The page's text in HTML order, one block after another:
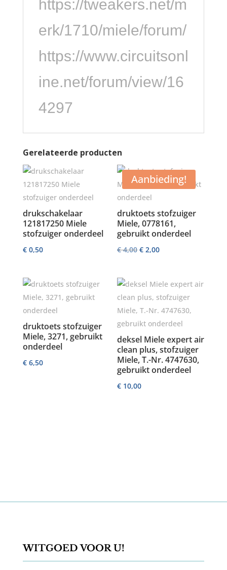
https://tweakers.net/m
erk/1710/miele/forum/
https://www.circuitsonl
ine.net/forum/view/16
4297
Gerelateerde producten
drukschakelaar
121817250 Miele
stofzuiger onderdeel
€0,50
Aanbieding!
druktoets stofzuiger
Miele, 0778161,
gebruikt onderdeel
€4,00 Oorspronkelijke
€ 2,00Huidige
€ 2,00.
druktoets stofzuiger
Miele, 3271, gebruikt
onderdeel
€6,50
deksel Miele expert air
clean plus, stofzuiger
Miele, T.-Nr. 4747630,
gebruikt onderdeel
€ 10,00
WITGOED VOOR U!